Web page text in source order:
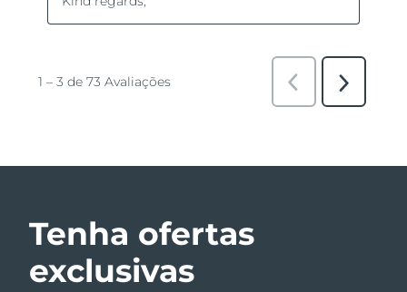
Tenha ofertas
exclusivas